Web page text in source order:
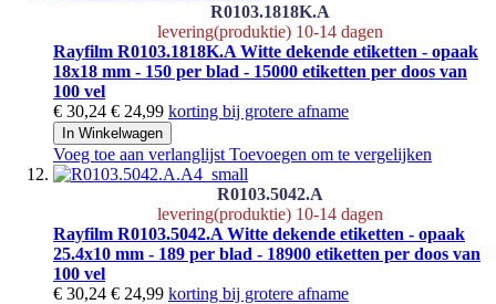
R0103.1818K.A
levering(produktie) 10-14 dagen
Rayfilm R0103.1818K.A Witte dekende etiketten - opaak
18x18 mm - 150 per blad - 15000 etiketten per doos van
100 vel
€ 30,24 € 24,99 korting bij grotere afname
In Winkelwagen
Voeg toe aan verlanglijst Toevoegen om te vergelijken
R0103.5042.A
levering(produktie) 10-14 dagen
Rayfilm R0103.5042.A Witte dekende etiketten - opaak
25.4x10 mm - 189 per blad - 18900 etiketten per doos van
100 vel
€ 30,24 € 24,99 korting bij grotere afname